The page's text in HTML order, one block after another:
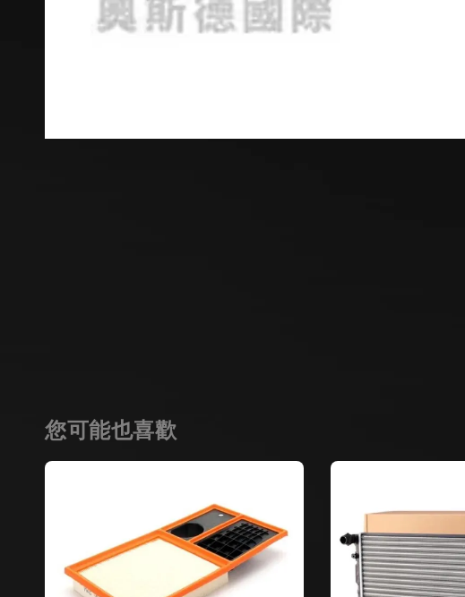
您可能也喜歡